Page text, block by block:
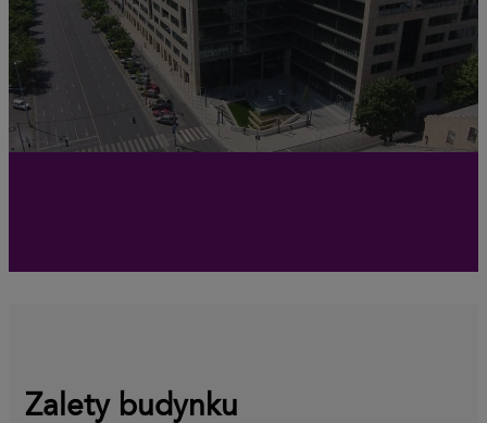
Zalety budynku